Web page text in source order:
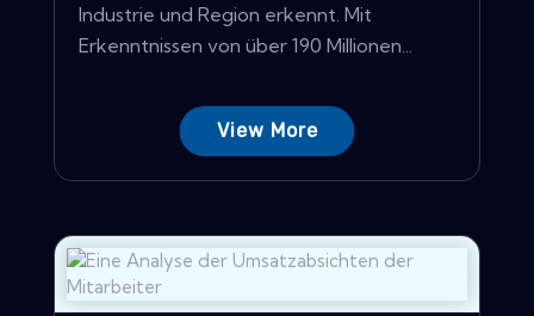
Industrie und Region erkennt. Mit
Erkenntnissen von über 190 Millionen...
View More